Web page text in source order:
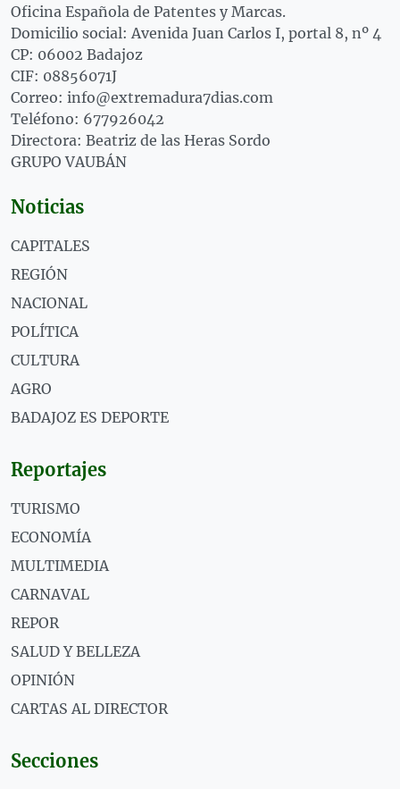
Oficina Española de Patentes y Marcas.
Domicilio social: Avenida Juan Carlos I, portal 8, nº 4
CP: 06002 Badajoz
CIF: 08856071J
Correo: info@extremadura7dias.com
Teléfono: 677926042
Directora: Beatriz de las Heras Sordo
GRUPO VAUBÁN
Noticias
CAPITALES
REGIÓN
NACIONAL
POLÍTICA
CULTURA
AGRO
BADAJOZ ES DEPORTE
Reportajes
TURISMO
ECONOMÍA
MULTIMEDIA
CARNAVAL
REPOR
SALUD Y BELLEZA
OPINIÓN
CARTAS AL DIRECTOR
Secciones